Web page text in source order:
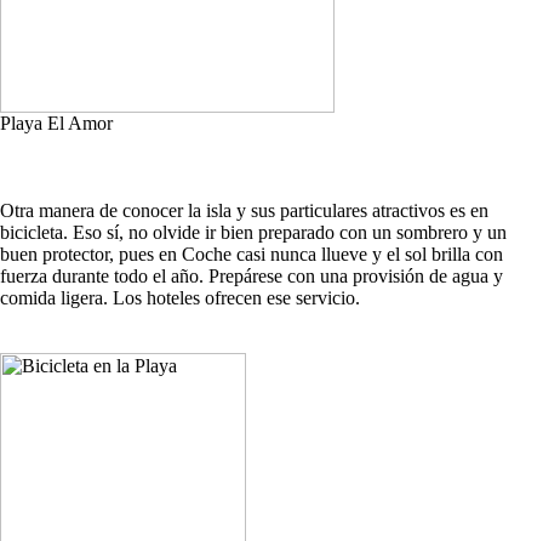
Playa El Amor
Otra manera de conocer la isla y sus particulares atractivos es en
bicicleta. Eso sí, no olvide ir bien preparado con un sombrero y un
buen protector, pues en Coche casi nunca llueve y el sol brilla con
fuerza durante todo el año. Prepárese con una provisión de agua y
comida ligera. Los hoteles ofrecen ese servicio.